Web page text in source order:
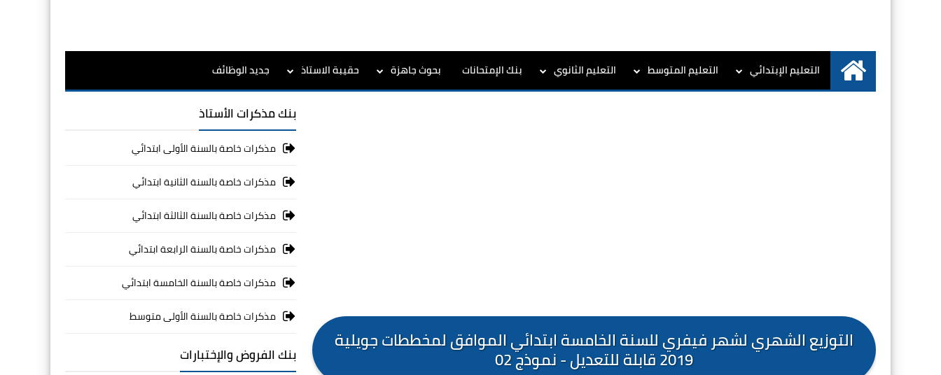
الرئيسية
التعليم الإبتدائي التعليم المتوسط التعليم الثانوي بنك الإمتحانات بحوث جاهزة حقيبة الاستاذ جديد الوظائف
التوزيع الشهري لشهر فيفري للسنة الخامسة ابتدائي الموافق لمخططات جويلية
2019 قابلة للتعديل - نموذج 02
بنك مذكرات الأستاذ
مذكرات خاصة بالسنة الأولى ابتدائي
مذكرات خاصة بالسنة الثانية ابتدائي
مذكرات خاصة بالسنة الثالثة ابتدائي
مذكرات خاصة بالسنة الرابعة ابتدائي
مذكرات خاصة بالسنة الخامسة ابتدائي
مذكرات خاصة بالسنة الأولى متوسط
بنك الفروض والإختبارات